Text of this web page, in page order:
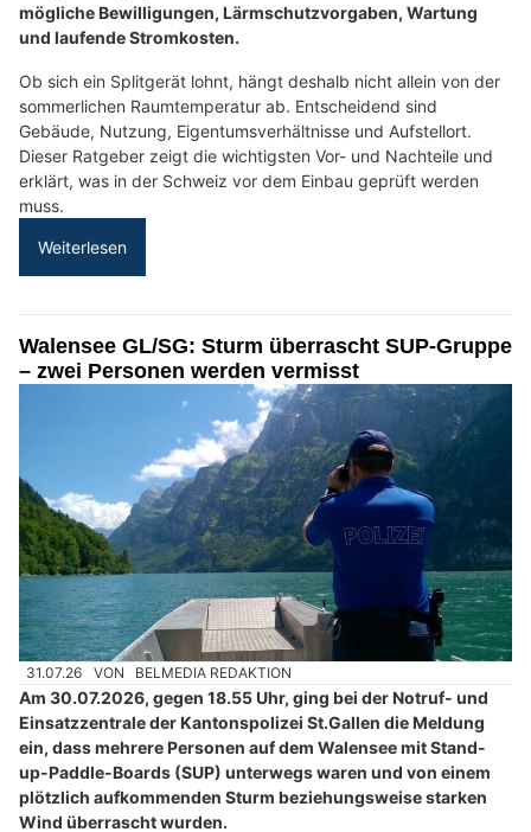
mögliche Bewilligungen, Lärmschutzvorgaben, Wartung
und laufende Stromkosten.
Ob sich ein Splitgerät lohnt, hängt deshalb nicht allein von der
sommerlichen Raumtemperatur ab. Entscheidend sind
Gebäude, Nutzung, Eigentumsverhältnisse und Aufstellort.
Dieser Ratgeber zeigt die wichtigsten Vor- und Nachteile und
erklärt, was in der Schweiz vor dem Einbau geprüft werden
muss.
Weiterlesen
Walensee GL/SG: Sturm überrascht SUP-Gruppe
– zwei Personen werden vermisst
31.07.26 VON BELMEDIA REDAKTION
Am 30.07.2026, gegen 18.55 Uhr, ging bei der Notruf- und
Einsatzzentrale der Kantonspolizei St.Gallen die Meldung
ein, dass mehrere Personen auf dem Walensee mit Stand-
up-Paddle-Boards (SUP) unterwegs waren und von einem
plötzlich aufkommenden Sturm beziehungsweise starken
Wind überrascht wurden.